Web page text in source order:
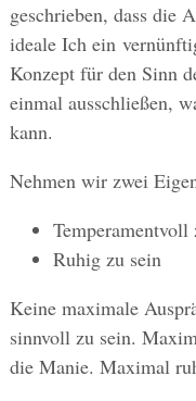
geschrieben, dass die
ideale Ich ein
Konzept für den Sinn
einmal ausschließen,
kann.
Nehmen wir zwei
Temperamentvoll
Ruhig zu sein
Keine maximale
sinnvoll zu sein.
die Manie. Maximal